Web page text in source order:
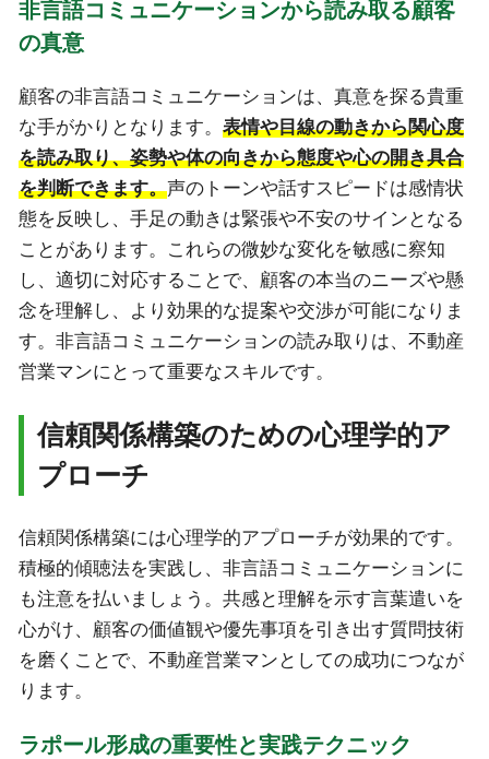
非言語コミュニケーションから読み取る顧客
の真意
顧客の非言語コミュニケーションは、真意を探る貴重
な手がかりとなります。 表情や目線の動きから関心度
を読み取り、姿勢や体の向きから態度や心の開き具合
を判断できます。声のトーンや話すスピードは感情状
態を反映し、手足の動きは緊張や不安のサインとなる
ことがあります。これらの微妙な変化を敏感に察知
し、適切に対応することで、顧客の本当のニーズや懸
念を理解し、より効果的な提案や交渉が可能になりま
す。非言語コミュニケーションの読み取りは、不動産
営業マンにとって重要なスキルです。
信頼関係構築のための心理学的ア
プローチ
信頼関係構築には心理学的アプローチが効果的です。
積極的傾聴法を実践し、非言語コミュニケーションに
も注意を払いましょう。共感と理解を示す言葉遣いを
心がけ、顧客の価値観や優先事項を引き出す質問技術
を磨くことで、不動産営業マンとしての成功につなが
ります。
ラポール形成の重要性と実践テクニック